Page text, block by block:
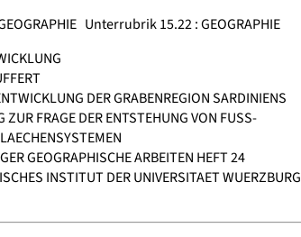
Unterrubrik 15.22 : GEOGRAPHIE
DER GRABENREGION SARDINIENS
ZUR FRAGE DER ENTSTEHUNG VON FUSS-
GEOGRAPHISCHE ARBEITEN HEFT 24
INSTITUT DER UNIVERSITAET WUERZBURG